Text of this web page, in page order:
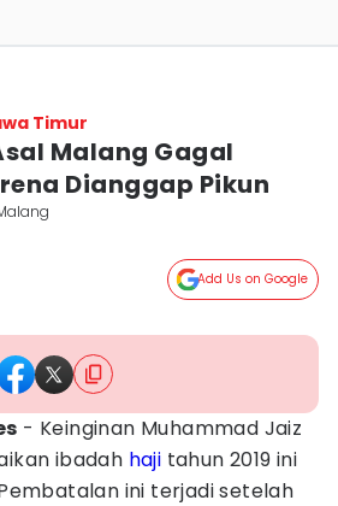
Timur
Malang Gagal
Dianggap Pikun
Add Us on Google
- Keinginan Muhammad Jaiz
ibadah haji tahun 2019 ini
ini terjadi setelah